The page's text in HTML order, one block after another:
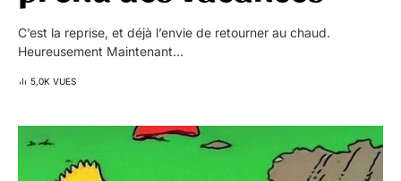
C’est la reprise, et déjà l’envie de retourner au chaud.
Heureusement Maintenant…
5,0K VUES